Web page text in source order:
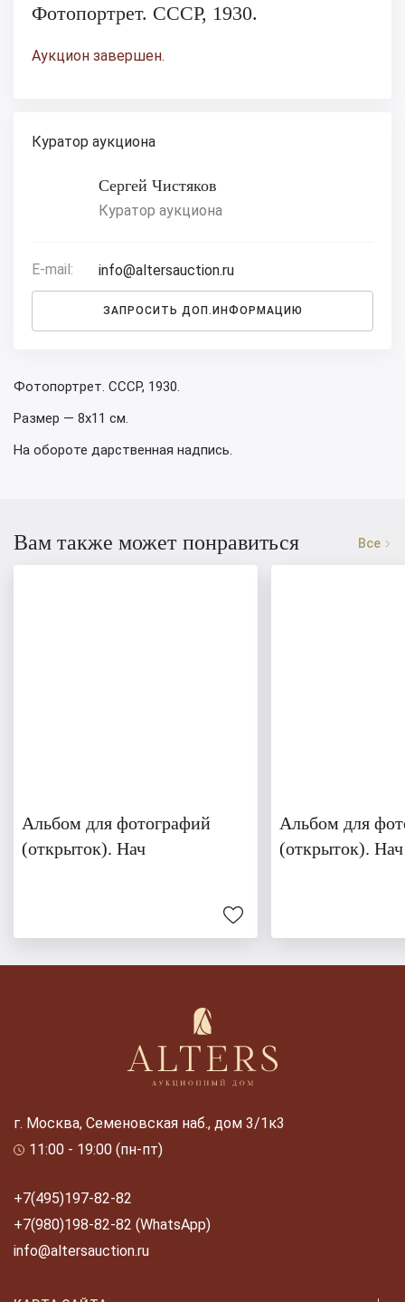
Фотопортрет. СССР, 1930.
Аукцион завершен.
Куратор аукциона
Сергей Чистяков
Куратор аукциона
E-mail: info@altersauction.ru
ЗАПРОСИТЬ ДОП.ИНФОРМАЦИЮ
Фотопортрет. СССР, 1930.
Размер — 8х11 см.
На обороте дарственная надпись.
Вам также может понравиться Все
Альбом для фотографий
(открыток). Нач
Альбом для
(открыток). Нач
г. Москва, Семеновская наб., дом 3/1к3
11:00 - 19:00 (пн-пт)
+7(495)197-82-82
+7(980)198-82-82 (WhatsApp)
info@altersauction.ru